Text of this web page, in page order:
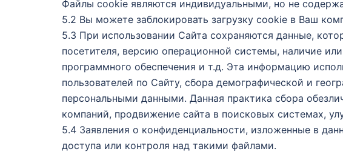
Файлы сookie являются индивидуальными, но не
5.2 Вы можете заблокировать загрузку сookie в Ваш
5.3 При использовании Сайта сохраняются данные,
посетителя, версию операционной системы, наличие
программного обеспечения и т.д. Эта информацию
пользователей по Сайту, сбора демографической и
персональными данными. Данная практика сбора
компаний, продвижение сайта в поисковых системах,
5.4 Заявления о конфиденциальности, изложенные в
доступа или контроля над такими файлами.